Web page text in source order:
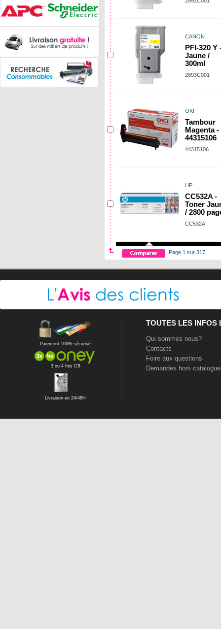
CANON
PFI-320 Y
Jaune /
300ml
2893C001
OKI
Tambour
Magenta -
44315106
44315106
HP
CC532A -
Toner
/ 2800
CC532A
Page 1 sur 317
Paiement 100% sécurisé
3 ou 4 fois CB
Livraison en 24/48H
TOUTES LES INFOS
Qui sommes nous?
Contacts
Foire aux questions
Demandes hors catalogue